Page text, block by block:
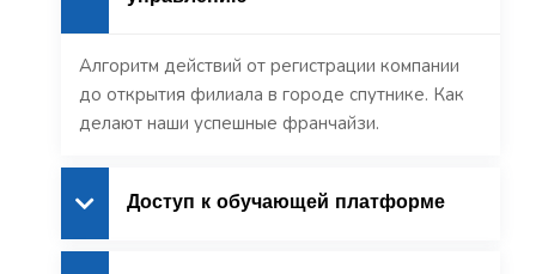
Алгоритм действий от регистрации компании
до открытия филиала в городе спутнике. Как
делают наши успешные франчайзи.
Доступ к обучающей платформе